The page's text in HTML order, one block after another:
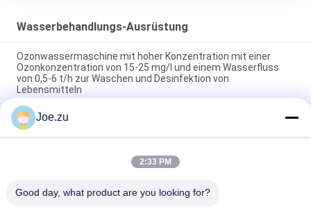
Wasserbehandlungs-Ausrüstung
Ozonwassermaschine mit hoher Konzentration mit einer
Ozonkonzentration von 15-25 mg/l und einem Wasserfluss
von 0,5-6 t/h zur Waschen und Desinfektion von
Lebensmitteln
Luftquellen-Ozongenerator mit 2 g/h bis 200 g/h
Ozonproduktion mittels Koronaentladungstechnologie und
Edelstahlstruktur
Mobiler Stand-Ozonsterilisator mit 3 g/h und 5 g/h
Joe.zu
2:33 PM
Good day, what product are you looking for?